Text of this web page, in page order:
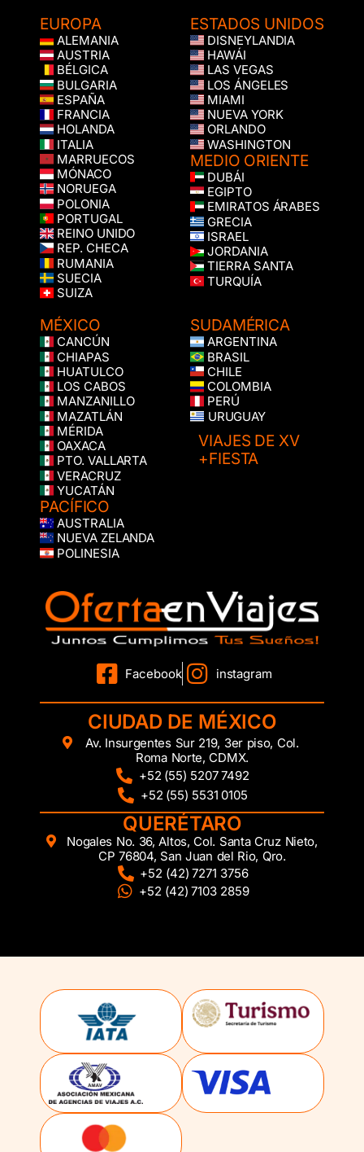
EUROPA
ALEMANIA
AUSTRIA
BÉLGICA
BULGARIA
ESPAÑA
FRANCIA
HOLANDA
ITALIA
MARRUECOS
MÓNACO
NORUEGA
POLONIA
PORTUGAL
REINO UNIDO
REP. CHECA
RUMANIA
SUECIA
SUIZA
ESTADOS UNIDOS
DISNEYLANDIA
HAWÁI
LAS VEGAS
LOS ÁNGELES
MIAMI
NUEVA YORK
ORLANDO
WASHINGTON
MEDIO ORIENTE
DUBÁI
EGIPTO
EMIRATOS ÁRABES
GRECIA
ISRAEL
JORDANIA
TIERRA SANTA
TURQUÍA
MÉXICO
CANCÚN
CHIAPAS
HUATULCO
LOS CABOS
MANZANILLO
MAZATLÁN
MÉRIDA
OAXACA
PTO. VALLARTA
VERACRUZ
YUCATÁN
PACÍFICO
AUSTRALIA
NUEVA ZELANDA
POLINESIA
SUDAMÉRICA
ARGENTINA
BRASIL
CHILE
COLOMBIA
PERÚ
URUGUAY
VIAJES DE XV
+FIESTA
Facebook instagram
CIUDAD DE MÉXICO
Av. Insurgentes Sur 219, 3er piso, Col.
Roma Norte, CDMX.
+52 (55) 5207 7492
+52 (55) 5531 0105
QUERÉTARO
Nogales No. 36, Altos, Col. Santa Cruz Nieto,
CP 76804, San Juan del Rio, Qro.
+52 (42) 7271 3756
+52 (42) 7103 2859